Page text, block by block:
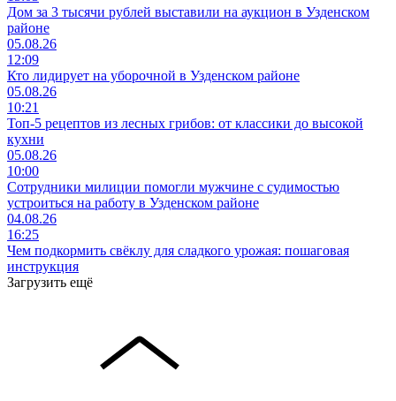
Дом за 3 тысячи рублей выставили на аукцион в Узденском
районе
05.08.26
12:09
Кто лидирует на уборочной в Узденском районе
05.08.26
10:21
Топ-5 рецептов из лесных грибов: от классики до высокой
кухни
05.08.26
10:00
Сотрудники милиции помогли мужчине с судимостью
устроиться на работу в Узденском районе
04.08.26
16:25
Чем подкормить свёклу для сладкого урожая: пошаговая
инструкция
Загрузить ещё